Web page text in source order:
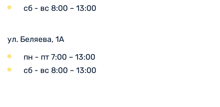
сб - вс 8:00 – 13:00
ул. Беляева, 1А
пн - пт 7:00 – 13:00
сб - вс 8:00 – 13:00